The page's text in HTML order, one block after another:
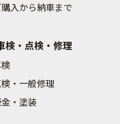
購入から納車まで
検・点検・修理
・一般修理
・塗装